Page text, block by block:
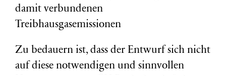
damit verbundenen
Treibhausgasemissionen
Zu bedauern ist, dass der Entwurf sich nicht
auf diese notwendigen und sinnvollen